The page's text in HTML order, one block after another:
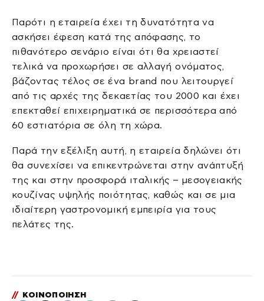
Παρότι η εταιρεία έχει τη δυνατότητα να
ασκήσει έφεση κατά της απόφασης, το
πιθανότερο σενάριο είναι ότι θα χρειαστεί
τελικά να προχωρήσει σε αλλαγή ονόματος,
βάζοντας τέλος σε ένα brand που λειτουργεί
από τις αρχές της δεκαετίας του 2000 και έχει
επεκταθεί επιχειρηματικά σε περισσότερα από
60 εστιατόρια σε όλη τη χώρα.
Παρά την εξέλιξη αυτή, η εταιρεία δηλώνει ότι
θα συνεχίσει να επικεντρώνεται στην ανάπτυξή
της και στην προσφορά ιταλικής – μεσογειακής
κουζίνας υψηλής ποιότητας, καθώς και σε μια
ιδιαίτερη γαστρονομική εμπειρία για τους
πελάτες της.
// ΚΟΙΝΟΠΟΙΗΣΗ